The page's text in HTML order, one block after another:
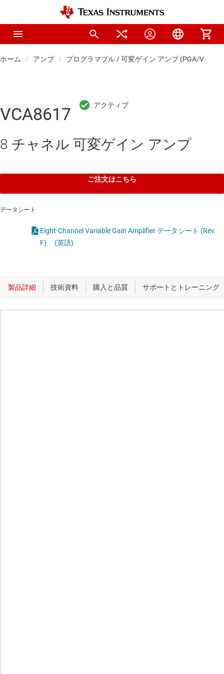
ホーム アンプ プログラマブル / 可変ゲイン アンプ (PGA/VGA)
VCA8617
8 チャネル 可変ゲイン アンプ
ご注文はこちら
データシート
Eight-Channel Variable Gain Amplifier データシート (Rev.
F)
(英語)